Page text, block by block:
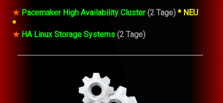
★ Pacemaker High Availability Cluster(2 Tage) * NEU
*
★ HA Linux Storage Systems (2 Tage)